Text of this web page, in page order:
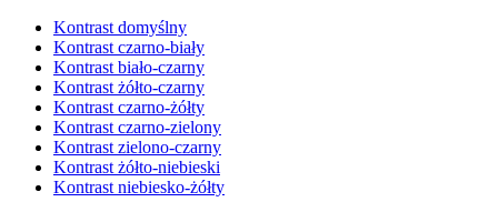
Kontrast domyślny
Kontrast czarno-biały
Kontrast biało-czarny
Kontrast żółto-czarny
Kontrast czarno-żółty
Kontrast czarno-zielony
Kontrast zielono-czarny
Kontrast żółto-niebieski
Kontrast niebiesko-żółty